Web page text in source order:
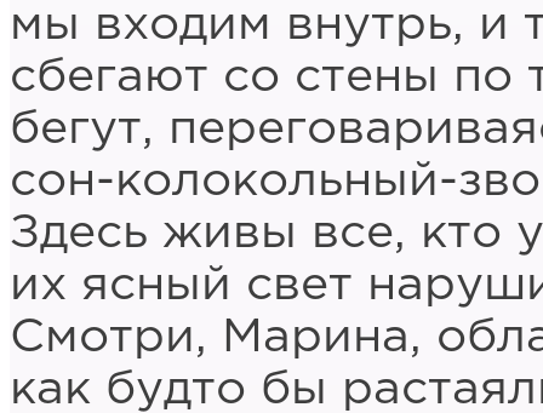
мы входим внутрь, и
сбегают со стены по
бегут,
сон-колокольный-
Здесь живы все, кто
их ясный свет
Смотри, Марина,
как будто бы